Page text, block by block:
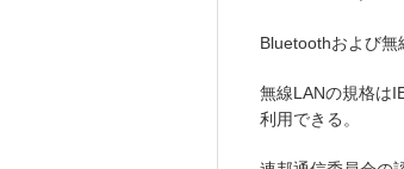
Bluetoothおよび無
無線LANの規格は
利用できる。